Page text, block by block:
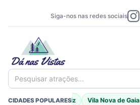
Siga-nos nas redes sociais
Pesquisar atrações...
CIDADES POPULARES
Braga Porto Moniz Vila Nova de Gaia